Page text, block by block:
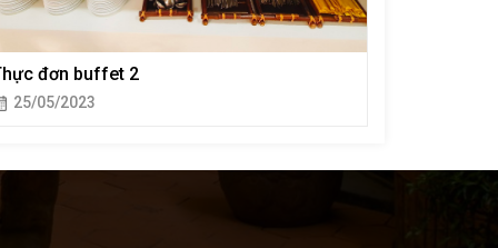
đơn buffet 2
25/05/2023